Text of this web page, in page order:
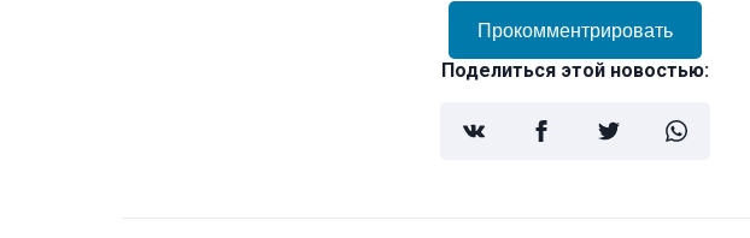
Прокомментрировать
Поделиться этой новостью: